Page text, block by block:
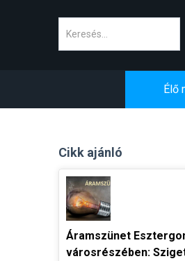
Élő
Cikk ajánló
Áramszünet
városrészében: